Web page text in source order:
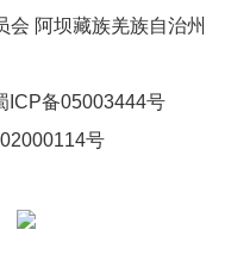
会 阿坝藏族羌族自治州
ICP备05003444号
号